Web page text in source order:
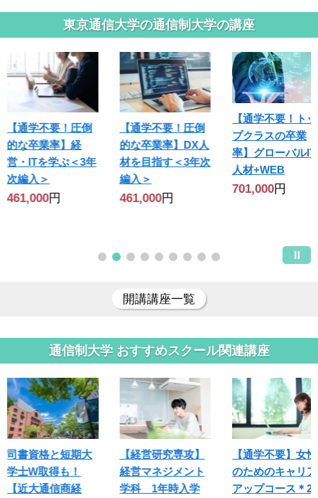
東京通信大学の通信制大学の講座
【通学不要！圧倒
的な卒業率】経
営・ITを学ぶ＜3年
次編入＞
461,000円
【通学不要！圧倒
的な卒業率】DX人
材を目指す＜3年次
編入＞
461,000円
【通学不要！トッ
プクラスの卒業
率】グローバルIT
人材+WEB
701,000円
開講講座一覧
通信制大学 おすすめスクール関連講座
司書資格と短期大
学士W取得も！
【近大通信商経
【経営研究専攻】
経営マネジメント
学科 1年時入学
【通学不要】女性
のためのキャリア
アップコース＊2